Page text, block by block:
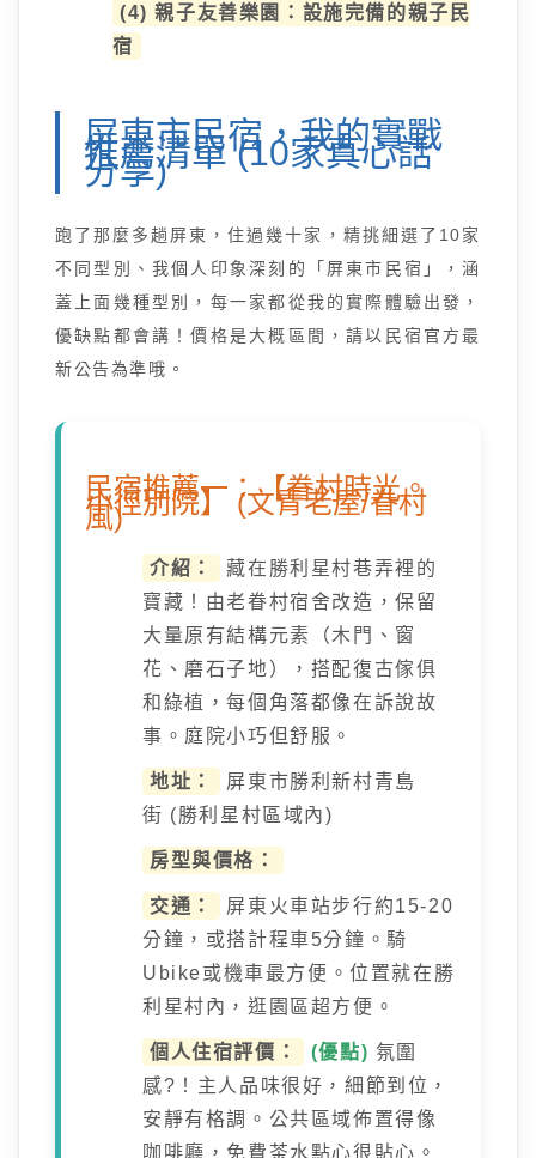
(4) 親子友善樂園：設施完備的親子民
宿
屏東市民宿，我的實戰
推薦清單 (10家真心話
分享)
跑了那麼多趟屏東，住過幾十家，精挑細選了10家
不同型別、我個人印象深刻的「屏東市民宿」，涵
蓋上面幾種型別，每一家都從我的實際體驗出發，
優缺點都會講！價格是大概區間，請以民宿官方最
新公告為準哦。
民宿推薦一：【眷村時光。
小徑別院】 (文青老屋/眷村
風)
介紹：
藏在勝利星村巷弄裡的
寶藏！由老眷村宿舍改造，保留
大量原有結構元素（木門、窗
花、磨石子地），搭配復古傢俱
和綠植，每個角落都像在訴說故
事。庭院小巧但舒服。
地址：
屏東市勝利新村青島
街 (勝利星村區域內)
房型與價格：
交通：
屏東火車站步行約15-20
分鐘，或搭計程車5分鐘。騎
Ubike或機車最方便。位置就在勝
利星村內，逛園區超方便。
個人住宿評價： (優點) 氛圍
感?！主人品味很好，細節到位，
安靜有格調。公共區域佈置得像
咖啡廳，免費茶水點心很貼心。